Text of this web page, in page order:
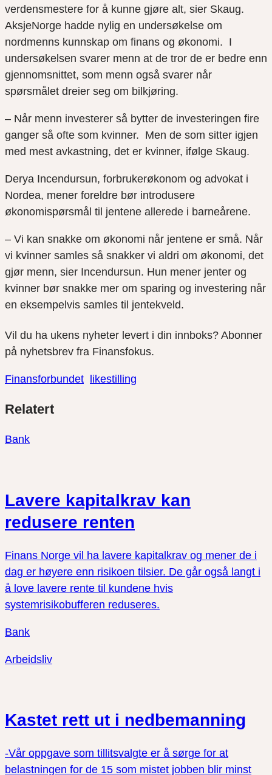
verdensmestere for å kunne gjøre alt, sier Skaug.
AksjeNorge hadde nylig en undersøkelse om
nordmenns kunnskap om finans og økonomi. I
undersøkelsen svarer menn at de tror de er bedre enn
gjennomsnittet, som menn også svarer når
spørsmålet dreier seg om bilkjøring.
– Når menn investerer så bytter de investeringen fire
ganger så ofte som kvinner. Men de som sitter igjen
med mest avkastning, det er kvinner, ifølge Skaug.
Derya Incendursun, forbrukerøkonom og advokat i
Nordea, mener foreldre bør introdusere
økonomispørsmål til jentene allerede i barneårene.
– Vi kan snakke om økonomi når jentene er små. Når
vi kvinner samles så snakker vi aldri om økonomi, det
gjør menn, sier Incendursun. Hun mener jenter og
kvinner bør snakke mer om sparing og investering når
en eksempelvis samles til jentekveld.
Vil du ha ukens nyheter levert i din innboks? Abonner
på nyhetsbrev fra Finansfokus.
Finansforbundet
likestilling
link
på
på
Relatert
Bank
Lavere kapitalkrav kan
redusere renten
Finans Norge vil ha lavere kapitalkrav og mener de i
dag er høyere enn risikoen tilsier. De går også langt i
å love lavere rente til kundene hvis
systemrisikobufferen reduseres.
Bank
Arbeidsliv
Kastet rett ut i nedbemanning
-Vår oppgave som tillitsvalgte er å sørge for at
belastningen for de 15 som mistet jobben blir minst